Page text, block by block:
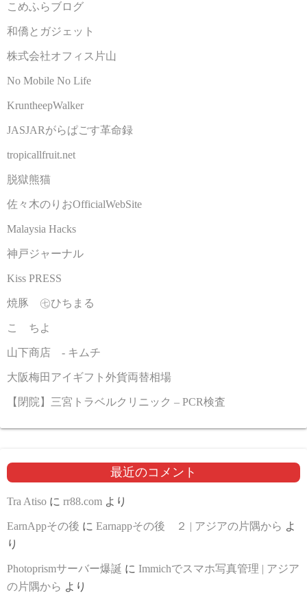
こめふらブログ
和僑とガジェット
株式会社オフィス片山
No Mobile No Life
KruntheepWalker
JASJARがらぱごす革命録
tropicallfruit.net
脱獄熊猫
佐々木のりおOfficialWebSite
Malaysia Hacks
神戸ジャーナル
Kiss PRESS
焼豚 ㊆ひちまる
こゝちよ
山下商店 - キムチ
大阪梅田アイギフト外貨両替相場
【閉院】三宮トラベルクリニック – PCR検査
最近のコメント
Tra Atiso に rr88.com より
EarnAppその後 に Earnappその後 ２ | アジアの片隅から よ
り
Photoprismサーバー爆誕 に Immichでスマホ写真管理 | アジア
の片隅から より